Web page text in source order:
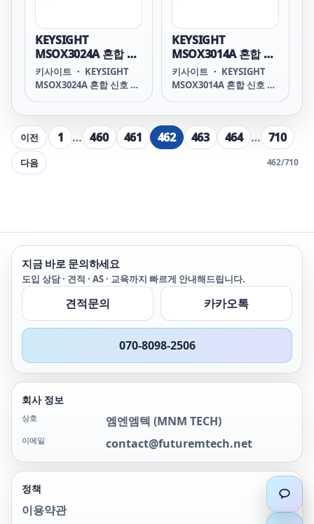
분석 최대 4 Mpts의 메모
리로 더 많은 데이터 수집
1,000,000 wfms/s의 업데
이트 속도로 더 많은 신호
를 상세하게 확인 완전한
업그레이드를
KEYSIGHT
MSOX3024A 혼합 신
호 오실로스코프: 200
MHz, 아날로그 4채널
키사이트 ・ KEYSIGHT
MSOX3024A 혼합 신호 오
채널 MSOX3024A Mixed
Signal Oscilloscope: 200
MHz, 4 Analog Plus 16
Digital Channels
HIGHLIGHTS 200 MHz 아
확인 최대 4 Mpts의 메모
리로 더 많은 데이터 수집
1,000,000 wfms/s의 업데
이트 속도로 더 많은 신호
를 상세하게 확인 완전한
업그레이드를
KEYSIGHT
MSOX3014A 혼합 신
호 오실로스코프: 100
MHz, 아날로그 4채널
키사이트 ・ KEYSIGHT
MSOX3014A 혼합 신호 오
채널 MSOX3014A Mixed
Signal Oscilloscope: 100
MHz, 4 Analog Plus 16
분석 최대 4 Mpts의 메모
리로 더 많은 데이터 수집
를 상세하게 확인 완전한
업그레이드의
이전 1 … 460 461 462 463 464 … 710
다음 462/710
지금 바로 문의하세요
도입 상담 · 견적 · AS · 교육까지 빠르게 안내해드립니다.
견적문의 카카오톡
070-8098-2506
회사 정보
상호 엠엔엠텍 (MNM TECH)
이메일 contact@futuremtech.net
정책
이용약관